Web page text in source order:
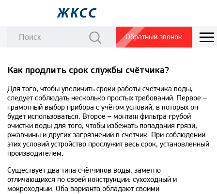
Обратный звонок
Как продлить срок службы счётчика?
Для того, чтобы увеличить сроки работы счётчика воды,
следует соблюдать несколько простых требований. Первое –
грамотный выбор прибора с учётом условий, в которых он
будет использоваться. Второе – монтаж фильтра грубой
очистки воды для того, чтобы избежать попадания грязи,
ржавчины и других загрязнений в счетчик. При соблюдении
этих условий устройство прослужит весь срок, установленный
производителем.
Существует два типа счётчиков воды, заметно
отличающихся по своей конструкции: сухоходный и
мокроходный. Оба варианта обладают своими